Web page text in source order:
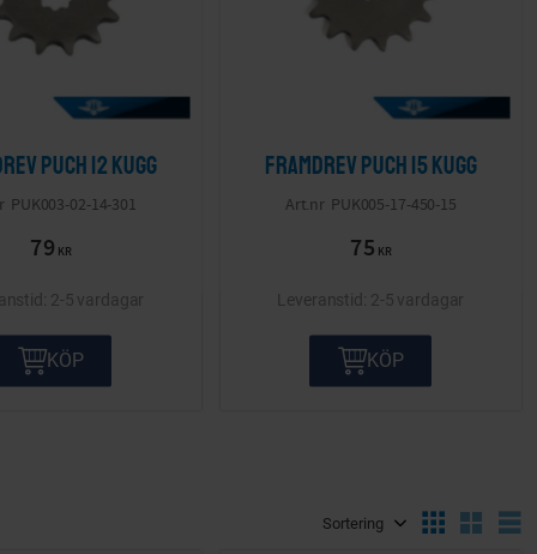
Puch 12 kugg
PUK003-02-14-301
79 KR
2-5 vardagar
KÖP
Framdrev Puch 15 kugg
PUK005-17-450-15
75 KR
2-5 vardagar
KÖP